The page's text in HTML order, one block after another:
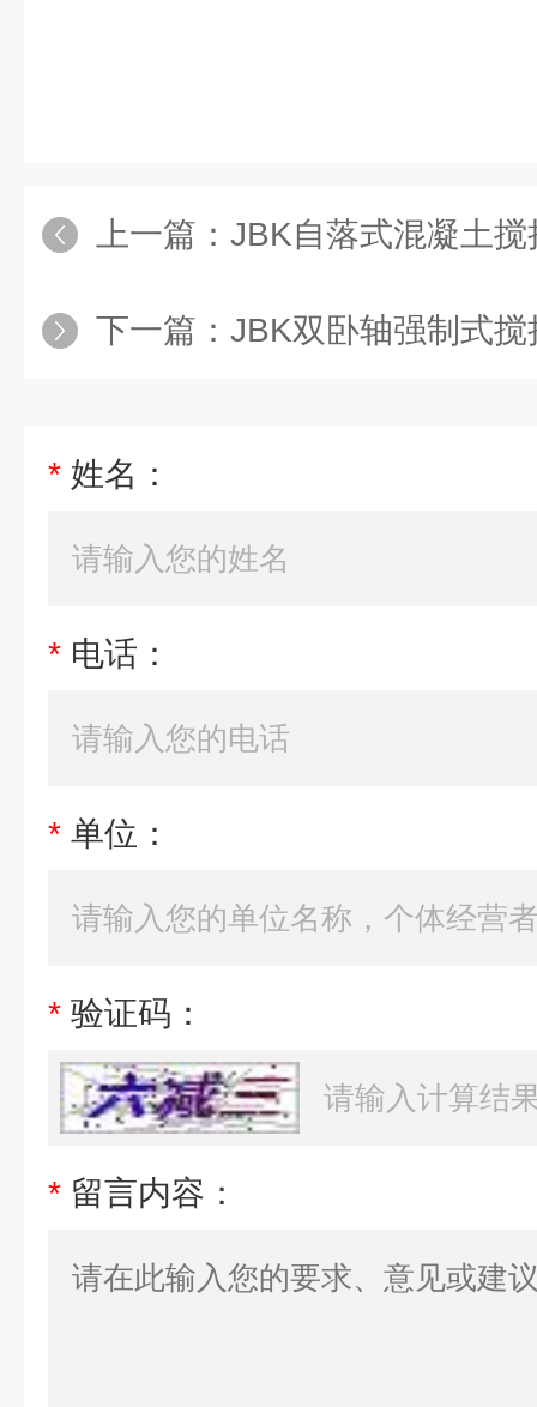
上一篇： JBK自落式混凝土搅
下一篇： JBK双卧轴强制式搅
* 姓名：
* 电话：
* 单位：
* 验证码：
* 留言内容：